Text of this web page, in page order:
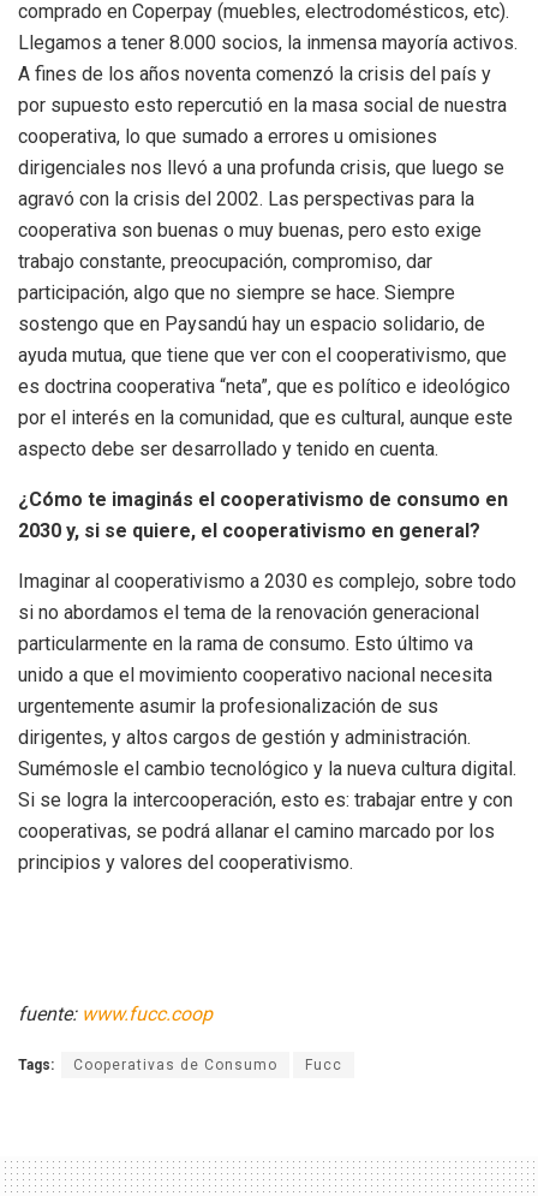
comprado en Coperpay (muebles, electrodomésticos, etc).
Llegamos a tener 8.000 socios, la inmensa mayoría activos.
A fines de los años noventa comenzó la crisis del país y
por supuesto esto repercutió en la masa social de nuestra
cooperativa, lo que sumado a errores u omisiones
dirigenciales nos llevó a una profunda crisis, que luego se
agravó con la crisis del 2002. Las perspectivas para la
cooperativa son buenas o muy buenas, pero esto exige
trabajo constante, preocupación, compromiso, dar
participación, algo que no siempre se hace. Siempre
sostengo que en Paysandú hay un espacio solidario, de
ayuda mutua, que tiene que ver con el cooperativismo, que
es doctrina cooperativa “neta”, que es político e ideológico
por el interés en la comunidad, que es cultural, aunque este
aspecto debe ser desarrollado y tenido en cuenta.
¿Cómo te imaginás el cooperativismo de consumo en
2030 y, si se quiere, el cooperativismo en general?
Imaginar al cooperativismo a 2030 es complejo, sobre todo
si no abordamos el tema de la renovación generacional
particularmente en la rama de consumo. Esto último va
unido a que el movimiento cooperativo nacional necesita
urgentemente asumir la profesionalización de sus
dirigentes, y altos cargos de gestión y administración.
Sumémosle el cambio tecnológico y la nueva cultura digital.
Si se logra la intercooperación, esto es: trabajar entre y con
cooperativas, se podrá allanar el camino marcado por los
principios y valores del cooperativismo.
fuente: www.fucc.coop
Tags: Cooperativas de Consumo Fucc